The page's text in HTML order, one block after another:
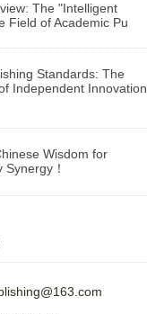
The "Intelligent
Field of Academic Pu
Standards: The
Independent Innovation
Wisdom for
！